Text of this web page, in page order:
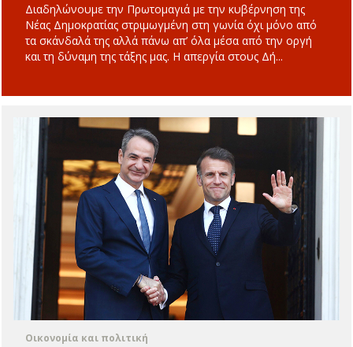
Διαδηλώνουμε την Πρωτομαγιά με την κυβέρνηση της
Νέας Δημοκρατίας στριμωγμένη στη γωνία όχι μόνο από
τα σκάνδαλά της αλλά πάνω απ’ όλα μέσα από την οργή
και τη δύναμη της τάξης μας. Η απεργία στους Δή...
Οικονομία και πολιτική